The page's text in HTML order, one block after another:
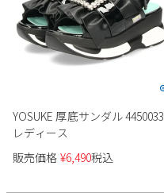
YOSUKE 厚底サンダル 4450033
レディース
販売価格 ¥6,490税込